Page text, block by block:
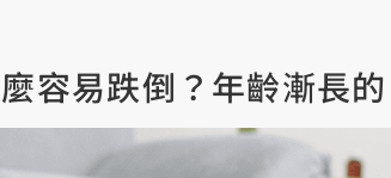
容易跌倒？年齡漸長